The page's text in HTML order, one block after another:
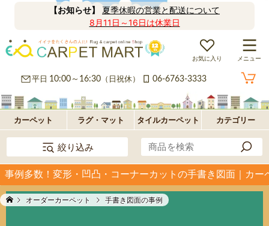
【お知らせ】
夏季休暇の営業と配送について
8月11日～16日は休業日
お気に入り メニュー
平日 10:00～16:30 （日祝休） 06-6763-3333
カーペット ラグ・マット タイルカーペット カテゴリー
ペ
ッ
ト・
グ
フ
ロ
ア・
パ
ネ
オ
絞り込み
事例多数！変形・凹凸・コーナーカットの手書き図面｜カー
オーダーカーペット 手書き図面の事例